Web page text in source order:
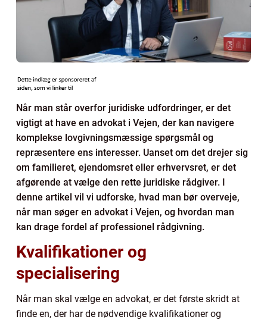
Når man står overfor juridiske udfordringer, er det
vigtigt at have en advokat i Vejen, der kan navigere
komplekse lovgivningsmæssige spørgsmål og
repræsentere ens interesser. Uanset om det drejer sig
om familieret, ejendomsret eller erhvervsret, er det
afgørende at vælge den rette juridiske rådgiver. I
denne artikel vil vi udforske, hvad man bør overveje,
når man søger en advokat i Vejen, og hvordan man
kan drage fordel af professionel rådgivning.
Kvalifikationer og
specialisering
Når man skal vælge en advokat, er det første skridt at
finde en, der har de nødvendige kvalifikationer og